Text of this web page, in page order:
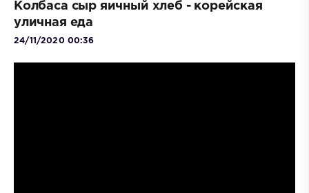
Колбаса сыр яичный хлеб - корейская
уличная еда
24/11/2020 00:36